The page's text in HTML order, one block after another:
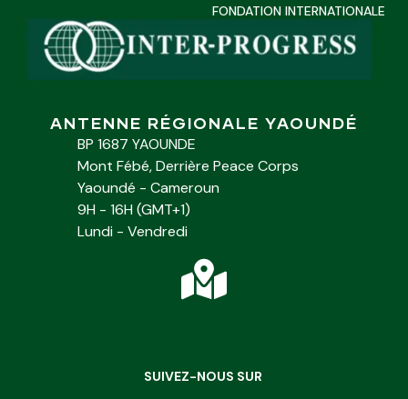
FONDATION INTERNATIONALE
ANTENNE RÉGIONALE YAOUNDÉ
BP 1687 YAOUNDE
Mont Fébé, Derrière Peace Corps
Yaoundé - Cameroun
9H - 16H (GMT+1)
Lundi - Vendredi
SUIVEZ-NOUS SUR